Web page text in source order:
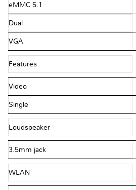
eMMC 5.1
Dual
VGA
Features
Video
Single
Loudspeaker
3.5mm jack
WLAN